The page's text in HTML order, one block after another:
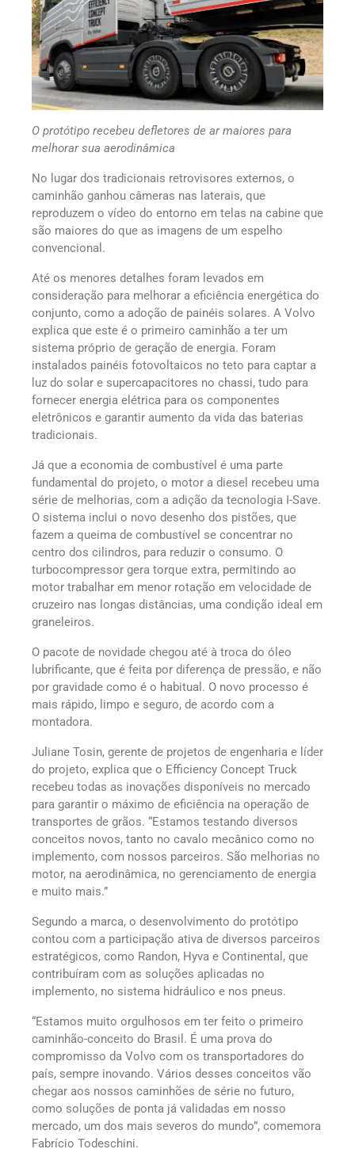
O protótipo recebeu defletores de ar maiores para
melhorar sua aerodinâmica
No lugar dos tradicionais retrovisores externos, o
caminhão ganhou câmeras nas laterais, que
reproduzem o vídeo do entorno em telas na cabine que
são maiores do que as imagens de um espelho
convencional.
Até os menores detalhes foram levados em
consideração para melhorar a eficiência energética do
conjunto, como a adoção de painéis solares. A Volvo
explica que este é o primeiro caminhão a ter um
sistema próprio de geração de energia. Foram
instalados painéis fotovoltaicos no teto para captar a
luz do solar e supercapacitores no chassi, tudo para
fornecer energia elétrica para os componentes
eletrônicos e garantir aumento da vida das baterias
tradicionais.
Já que a economia de combustível é uma parte
fundamental do projeto, o motor a diesel recebeu uma
série de melhorias, com a adição da tecnologia I-Save.
O sistema inclui o novo desenho dos pistões, que
fazem a queima de combustível se concentrar no
centro dos cilindros, para reduzir o consumo. O
turbocompressor gera torque extra, permitindo ao
motor trabalhar em menor rotação em velocidade de
cruzeiro nas longas distâncias, uma condição ideal em
graneleiros.
O pacote de novidade chegou até à troca do óleo
lubrificante, que é feita por diferença de pressão, e não
por gravidade como é o habitual. O novo processo é
mais rápido, limpo e seguro, de acordo com a
montadora.
Juliane Tosin, gerente de projetos de engenharia e líder
do projeto, explica que o Efficiency Concept Truck
recebeu todas as inovações disponíveis no mercado
para garantir o máximo de eficiência na operação de
transportes de grãos. “Estamos testando diversos
conceitos novos, tanto no cavalo mecânico como no
implemento, com nossos parceiros. São melhorias no
motor, na aerodinâmica, no gerenciamento de energia
e muito mais.”
Segundo a marca, o desenvolvimento do protótipo
contou com a participação ativa de diversos parceiros
estratégicos, como Randon, Hyva e Continental, que
contribuíram com as soluções aplicadas no
implemento, no sistema hidráulico e nos pneus.
“Estamos muito orgulhosos em ter feito o primeiro
caminhão-conceito do Brasil. É uma prova do
compromisso da Volvo com os transportadores do
país, sempre inovando. Vários desses conceitos vão
chegar aos nossos caminhões de série no futuro,
como soluções de ponta já validadas em nosso
mercado, um dos mais severos do mundo”, comemora
Fabrício Todeschini.